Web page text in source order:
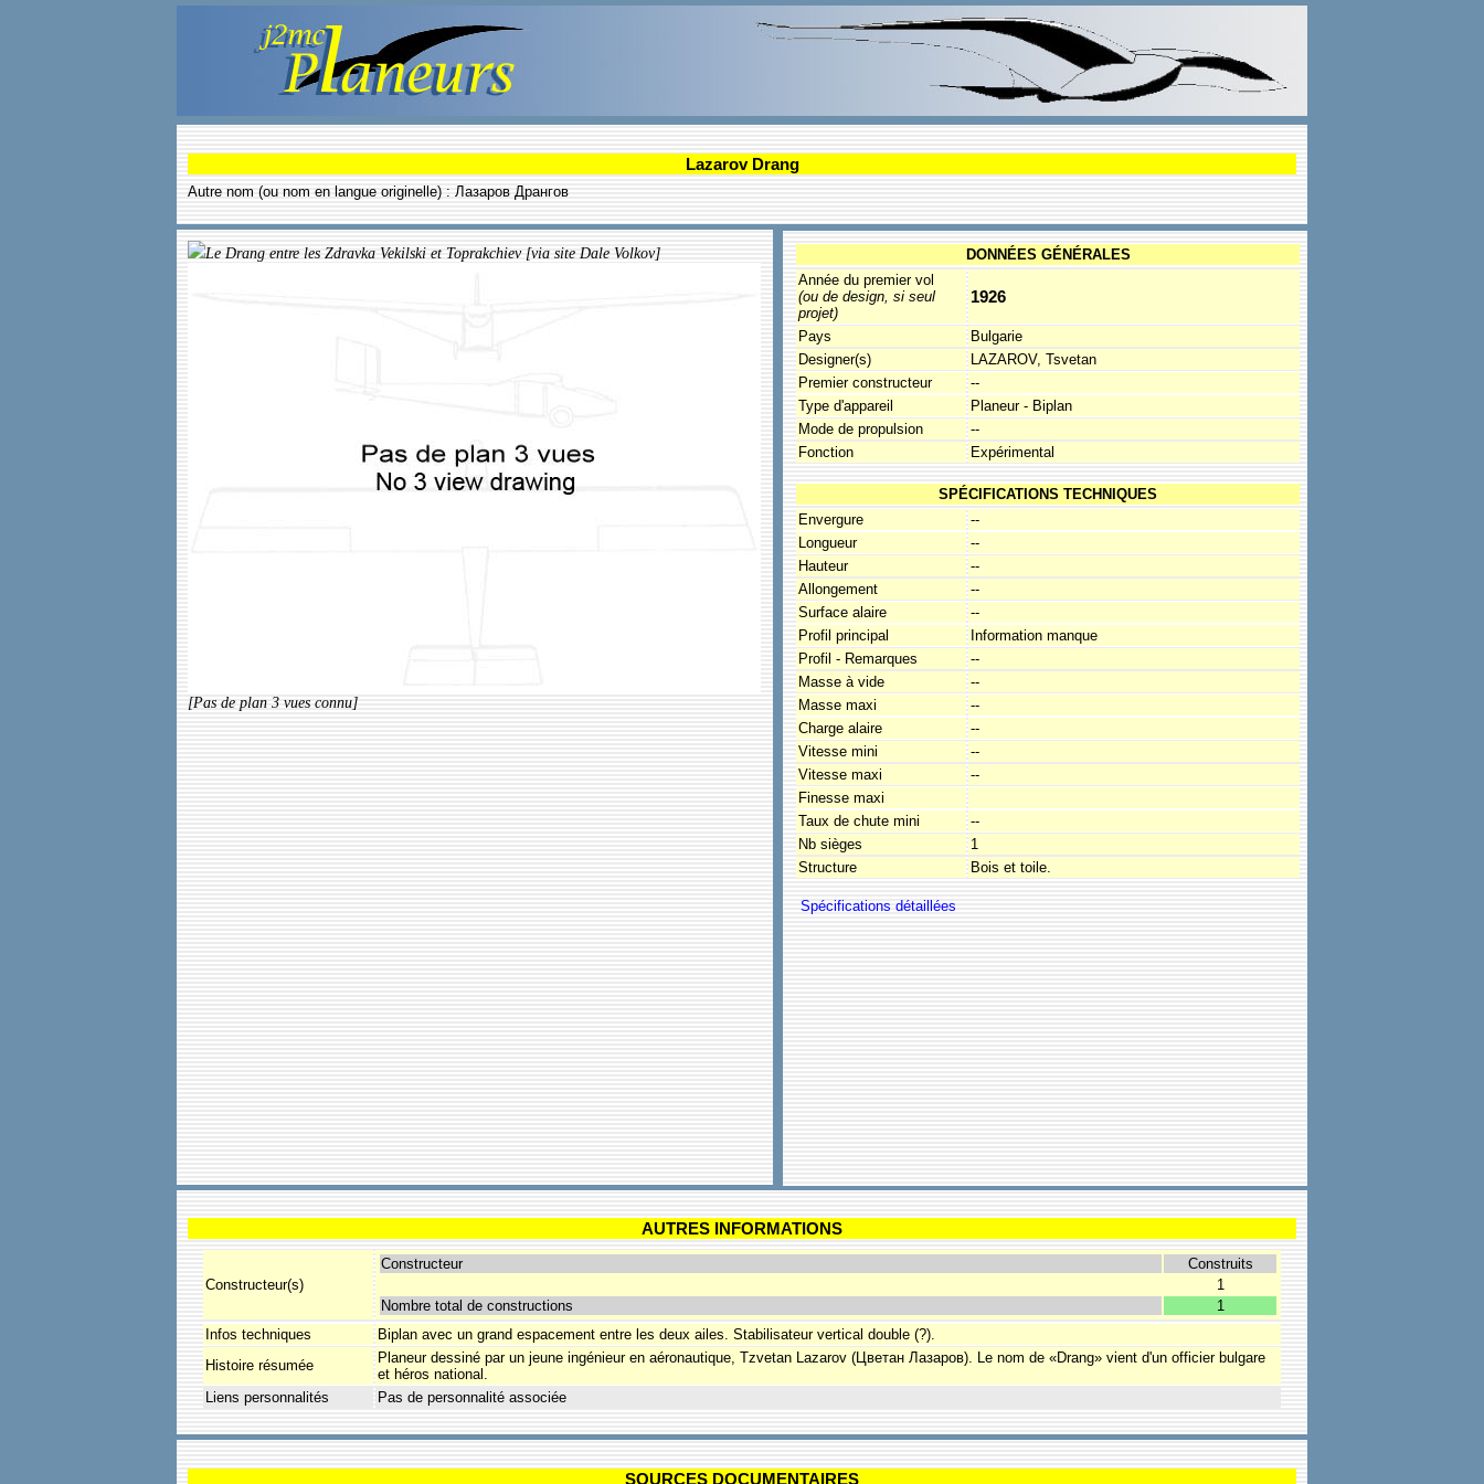
Lazarov Drang
Autre nom (ou nom en langue originelle) : Лазаров Дрангов
DONNÉES GÉNÉRALES
Année du premier vol
(ou de design, si seul
projet)
1926
Pays
Bulgarie
Designer(s)
LAZAROV, Tsvetan
Premier constructeur
--
Type d'appareil
Planeur - Biplan
Mode de propulsion
--
Fonction
Expérimental
SPÉCIFICATIONS TECHNIQUES
Envergure
--
Longueur
--
Hauteur
--
Allongement
--
Surface alaire
--
Profil principal
Information manque
Profil - Remarques
--
Masse à vide
--
Masse maxi
--
Charge alaire
--
Vitesse mini
--
Vitesse maxi
--
Finesse maxi
Taux de chute mini
--
Nb sièges
1
Structure
Bois et toile.
Le Drang entre les Zdravka Vekilski et Toprakchiev [via site Dale Volkov]
[Pas de plan 3 vues connu]
AUTRES INFORMATIONS
Constructeur(s)
Constructeur
Construits
1
Nombre total de constructions
1
Infos techniques
Biplan avec un grand espacement entre les deux ailes. Stabilisateur vertical double (?).
Histoire résumée
Planeur dessiné par un jeune ingénieur en aéronautique, Tzvetan Lazarov (Цветан Лазаров). Le nom de «Drang» vient d'un officier bulgare
et héros national.
Liens personnalités
Pas de personnalité associée
SOURCES DOCUMENTAIRES